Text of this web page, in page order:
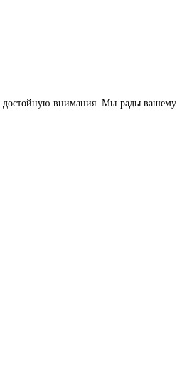
достойную внимания. Мы рады вашему